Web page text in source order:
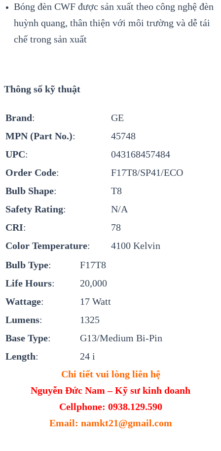
Bóng đèn CWF được sản xuất theo công nghệ đèn
huỳnh quang, thân thiện với môi trường và dễ tái
chế trong sản xuất
Thông số kỹ thuật
Brand:
GE
MPN (Part No.):
45748
UPC:
043168457484
Order Code:
F17T8/SP41/ECO
Bulb Shape:
T8
Safety Rating:
N/A
CRI:
78
Color Temperature:
4100 Kelvin
Bulb Type:
F17T8
Life Hours:
20,000
Wattage:
17 Watt
Lumens:
1325
Base Type:
G13/Medium Bi-Pin
Length:
24 i
Chi tiết vui lòng liên hệ
Nguyễn Đức Nam – Kỹ sư kinh doanh
Cellphone: 0938.129.590
Email: namkt21@gmail.com